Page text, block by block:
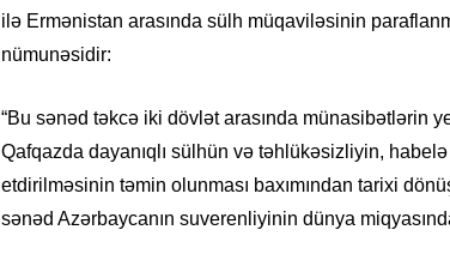
ilə Ermənistan arasında sülh müqaviləsinin
nümunəsidir:
“Bu sənəd təkcə iki dövlət arasında münasibətlərin
Qafqazda dayanıqlı sülhün və təhlükəsizliyin,
etdirilməsinin təmin olunması baxımından tarixi
sənəd Azərbaycanın suverenliyinin dünya miqyasında